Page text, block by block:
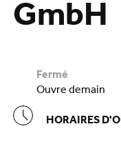
GmbH
fermé
ouvre demain
HORAIRES